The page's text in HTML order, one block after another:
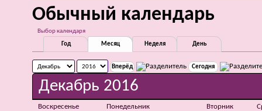
Обычный календарь
Выбор календаря
Год
Месяц Неделя День
Сегодня
Декабрь 2016
Воскресенье Понедельник Вторник